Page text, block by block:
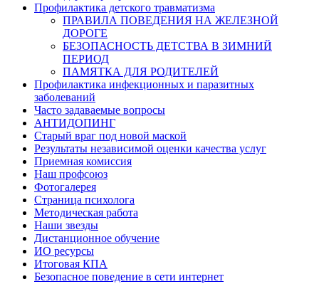
Профилактика детского травматизма
ПРАВИЛА ПОВЕДЕНИЯ НА ЖЕЛЕЗНОЙ
ДОРОГЕ
БЕЗОПАСНОСТЬ ДЕТСТВА В ЗИМНИЙ
ПЕРИОД
ПАМЯТКА ДЛЯ РОДИТЕЛЕЙ
Профилактика инфекционных и паразитных
заболеваний
Часто задаваемые вопросы
АНТИДОПИНГ
Старый враг под новой маской
Результаты независимой оценки качества услуг
Приемная комиссия
Наш профсоюз
Фотогалерея
Страница психолога
Методическая работа
Наши звезды
Дистанционное обучение
ИО ресурсы
Итоговая КПА
Безопасное поведение в сети интернет